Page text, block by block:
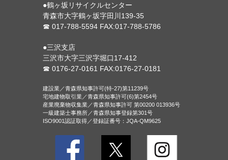
●鶴ヶ坂リサイクルセンター
青森市大字鶴ヶ坂字田川139-35
☎ 017-788-5594 FAX:017-788-5786
●三沢支店
三沢市大字三沢字堀口17-412
☎ 0176-27-0161 FAX:0176-27-0181
建設業／青森県知事許可(特-27)第11239号
宅地建物取引業／青森県知事許可(6)第2454号
産業廃棄物収集業／青森県知事許可 第00200 013936号
一級建築士事務所／青森県知事登録第301号
ISO9001認証取得／登録証番号：JQA-QM9625
FacebookTwitter